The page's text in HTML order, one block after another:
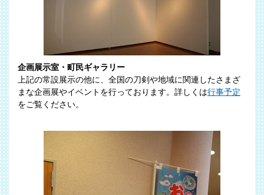
企画展示室・町民ギャラリー
上記の常設展示の他に、全国の刀剣や地域に関連したさまざ
まな企画展やイベントを行っております。詳しくは行事予定
をご覧ください。